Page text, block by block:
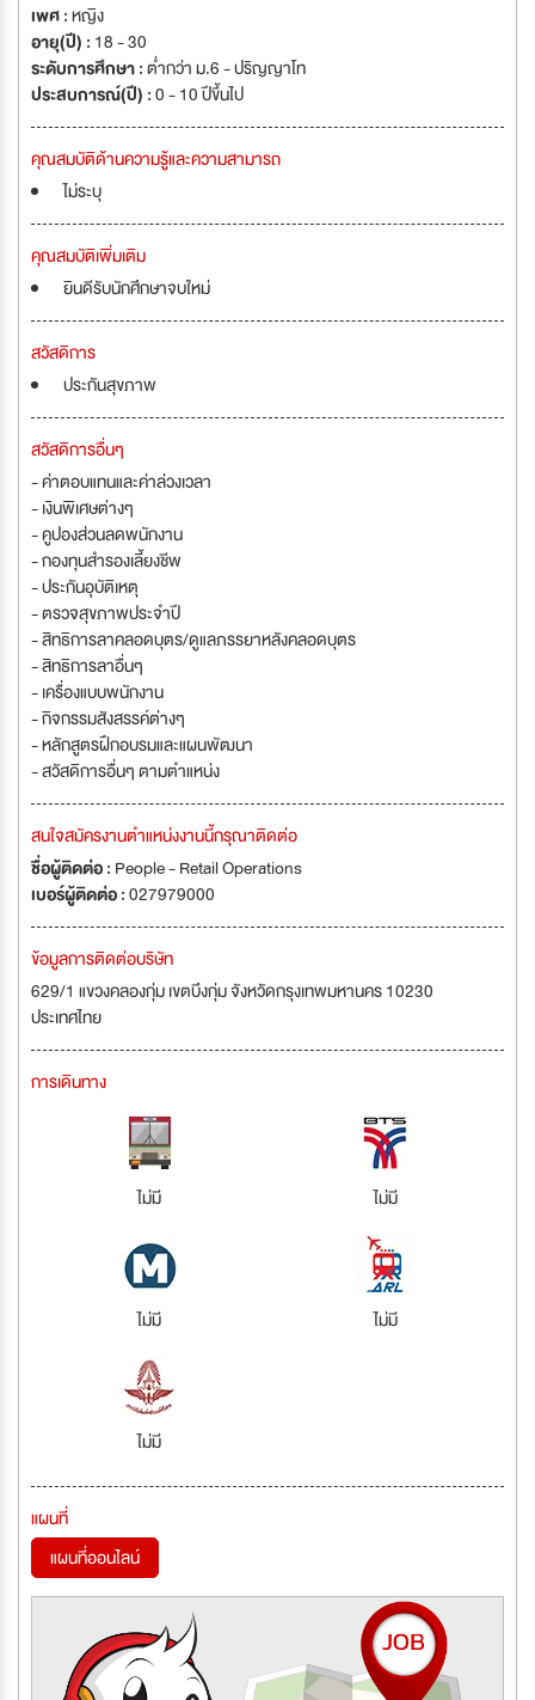
เพศ :หญิง
อายุ(ปี) : 18 - 30
ระดับการศึกษา :ต่ำกว่า ม.6 - ปริญญาโท
ประสบการณ์(ปี) :0 - 10 ปีขึ้นไป
คุณสมบัติด้านความรู้และความสามารถ
ไม่ระบุ
คุณสมบัติเพิ่มเติม
ยินดีรับนักศึกษาจบใหม่
สวัสดิการ
ประกันสุขภาพ
สวัสดิการอื่นๆ
- ค่าตอบแทนและค่าล่วงเวลา
- เงินพิเศษต่างๆ
- คูปองส่วนลดพนักงาน
- กองทุนสำรองเลี้ยงชีพ
- ประกันอุบัติเหตุ
- ตรวจสุขภาพประจำปี
- สิทธิการลาคลอดบุตร/ดูแลภรรยาหลังคลอดบุตร
- สิทธิการลาอื่นๆ
- เครื่องแบบพนักงาน
- กิจกรรมสังสรรค์ต่างๆ
- หลักสูตรฝึกอบรมและแผนพัฒนา
- สวัสดิการอื่นๆ ตามตำแหน่ง
สนใจสมัครงานตำแหน่งงานนี้กรุณาติดต่อ
ชื่อผู้ติดต่อ : People - Retail Operations
เบอร์ผู้ติดต่อ :027979000
ข้อมูลการติดต่อบริษัท
629/1 แขวงคลองกุ่ม เขตบึงกุ่ม จังหวัดกรุงเทพมหานคร 10230
ประเทศไทย
การเดินทาง
ไม่มี ไม่มี
ไม่มี ไม่มี
ไม่มี
แผนที่
แผนที่ออนไลน์